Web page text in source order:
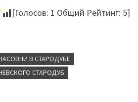
[Голосов: 1 Общий Рейтинг: 5]
В СТАРОДУБЕ
СТАРОДУБ